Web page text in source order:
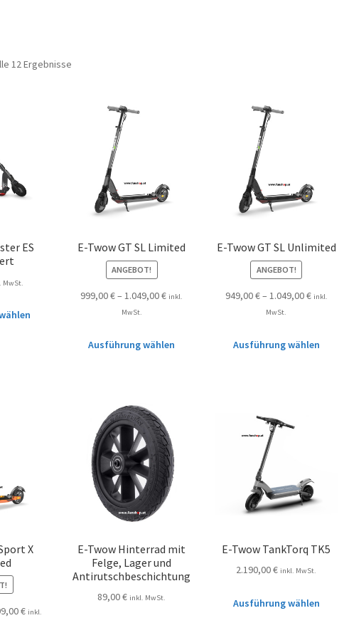
12 Ergebnisse
ES
MwSt.
E-Twow GT SL Limited
ANGEBOT!
999,00€–1.049,00€ inkl.
MwSt.
Ausführung wählen
E-Twow GT SL Unlimited
ANGEBOT!
949,00€– 1.049,00€ inkl.
MwSt.
Ausführung wählen
X
€ inkl.
E-Twow Hinterrad mit
Felge, Lager und
Antirutschbeschichtung
89,00€ inkl. MwSt.
E-Twow TankTorq TK5
2.190,00€ inkl. MwSt.
Ausführung wählen